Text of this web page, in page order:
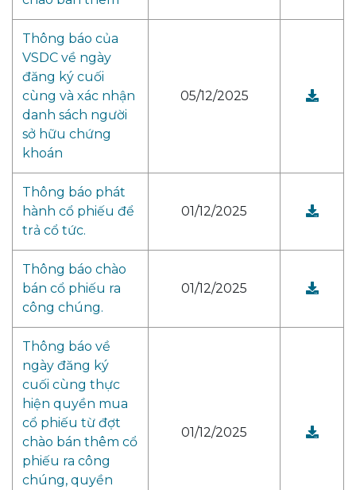
Thông báo của
VSDC về ngày
đăng ký cuối
cùng và xác nhận
danh sách người
sở hữu chứng
khoán
05/12/2025
Thông báo phát
hành cổ phiếu để
trả cổ tức.
01/12/2025
Thông báo chào
bán cổ phiếu ra
công chúng.
01/12/2025
Thông báo về
ngày đăng ký
cuối cùng thực
hiện quyền mua
cổ phiếu từ đợt
chào bán thêm cổ
phiếu ra công
chúng, quyền
01/12/2025